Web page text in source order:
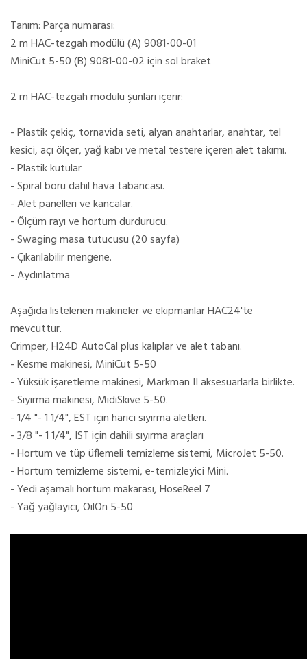
Tanım: Parça numarası:
2 m HAC-tezgah modülü (A) 9081-00-01
MiniCut 5-50 (B) 9081-00-02 için sol braket
2 m HAC-tezgah modülü şunları içerir:
- Plastik çekiç, tornavida seti, alyan anahtarlar, anahtar, tel
kesici, açı ölçer, yağ kabı ve metal testere içeren alet takımı.
- Plastik kutular
- Spiral boru dahil hava tabancası.
- Alet panelleri ve kancalar.
- Ölçüm rayı ve hortum durdurucu.
- Swaging masa tutucusu (20 sayfa)
- Çıkarılabilir mengene.
- Aydınlatma
Aşağıda listelenen makineler ve ekipmanlar HAC24'te
mevcuttur.
Crimper, H24D AutoCal plus kalıplar ve alet tabanı.
- Kesme makinesi, MiniCut 5-50
- Yüksük işaretleme makinesi, Markman II aksesuarlarla birlikte.
- Sıyırma makinesi, MidiSkive 5-50.
- 1/4 "- 1 1/4", EST için harici sıyırma aletleri.
- 3/8 "- 1 1/4", IST için dahili sıyırma araçları
- Hortum ve tüp üflemeli temizleme sistemi, MicroJet 5-50.
- Hortum temizleme sistemi, e-temizleyici Mini.
- Yedi aşamalı hortum makarası, HoseReel 7
- Yağ yağlayıcı, OilOn 5-50